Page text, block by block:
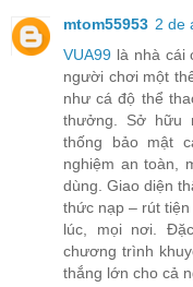
mtom55953 2 de
VUA99 là nhà cái
người chơi một
như cá độ thể
thưởng. Sở hữu
thống bảo mật
nghiệm an toàn,
dùng. Giao diện
thức nạp – rút
lúc, mọi nơi.
chương trình
thắng lớn cho cả